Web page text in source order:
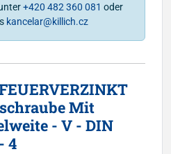
+420 482 360 081 oder
kancelar@killich.cz
Mit
- V - DIN
4